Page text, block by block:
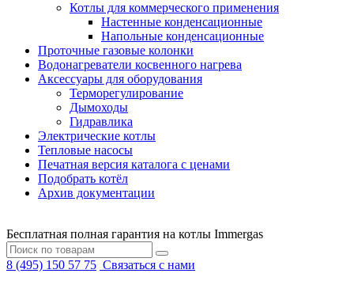
Котлы для коммерческого применения
Настенные конденсационные
Напольные конденсационные
Проточные газовые колонки
Водонагреватели косвенного нагрева
Аксессуары для оборудования
Терморегулирование
Дымоходы
Гидравлика
Электрические котлы
Тепловые насосы
Печатная версия каталога с ценами
Подобрать котёл
Архив документации
Бесплатная полная гарантия на котлы Immergas
8 (495) 150 57 75 Связаться с нами